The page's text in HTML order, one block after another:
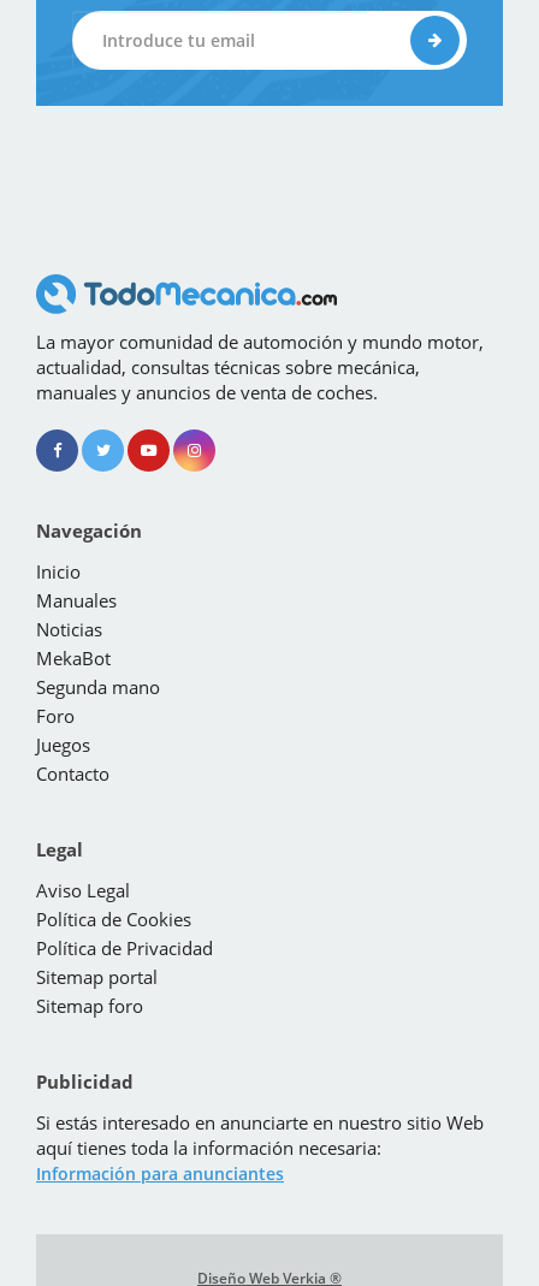
La mayor comunidad de automoción y mundo motor,
actualidad, consultas técnicas sobre mecánica,
manuales y anuncios de venta de coches.
Navegación
Inicio
Manuales
Noticias
MekaBot
Segunda mano
Foro
Juegos
Contacto
Legal
Aviso Legal
Política de Cookies
Política de Privacidad
Sitemap portal
Sitemap foro
Publicidad
Si estás interesado en anunciarte en nuestro sitio Web
aquí tienes toda la información necesaria:
Información para anunciantes
Diseño Web Verkia ®